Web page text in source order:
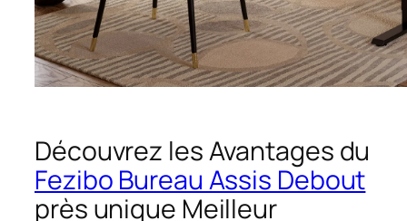
Découvrez les Avantages du
Fezibo Bureau Assis Debout
près unique Meilleur